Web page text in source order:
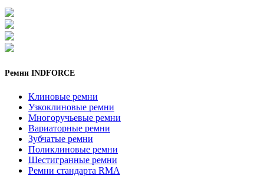
Ремни INDFORCE
Клиновые ремни
Узкоклиновые ремни
Многоручьевые ремни
Вариаторные ремни
Зубчатые ремни
Поликлиновые ремни
Шестигранные ремни
Ремни стандарта RMA